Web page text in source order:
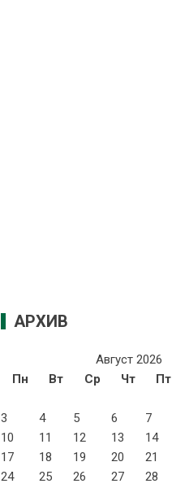
АРХИВ
Август 2026
Пн
Вт Ср Чт Пт
3
4 5 6 7
10
11 12 13 14
17
18 19 20 21
24
25 26 27 28